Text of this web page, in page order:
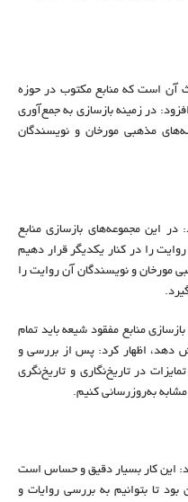
آن است که منابع مکتوب در حوزه
در زمینه بازسازی به جمع‌آوری
مذهبی مورخان و نویسندگان
در این مجموعه‌های بازسازی منابع
را در کنار یکدیگر قرار دهیم
مورخان و نویسندگان آن روایت را
منابع مفقود شیعه باید تمام
دهد، اظهار کرد: پس از بررسی و
در تاریخ‌نگاری و تاریخ‌نگری
به‌روزرسانی کنیم.
این کار بسیار دقیق و حساس است
۳۰ جلدی بر آن بود تا بتوانیم به بررسی روایات و